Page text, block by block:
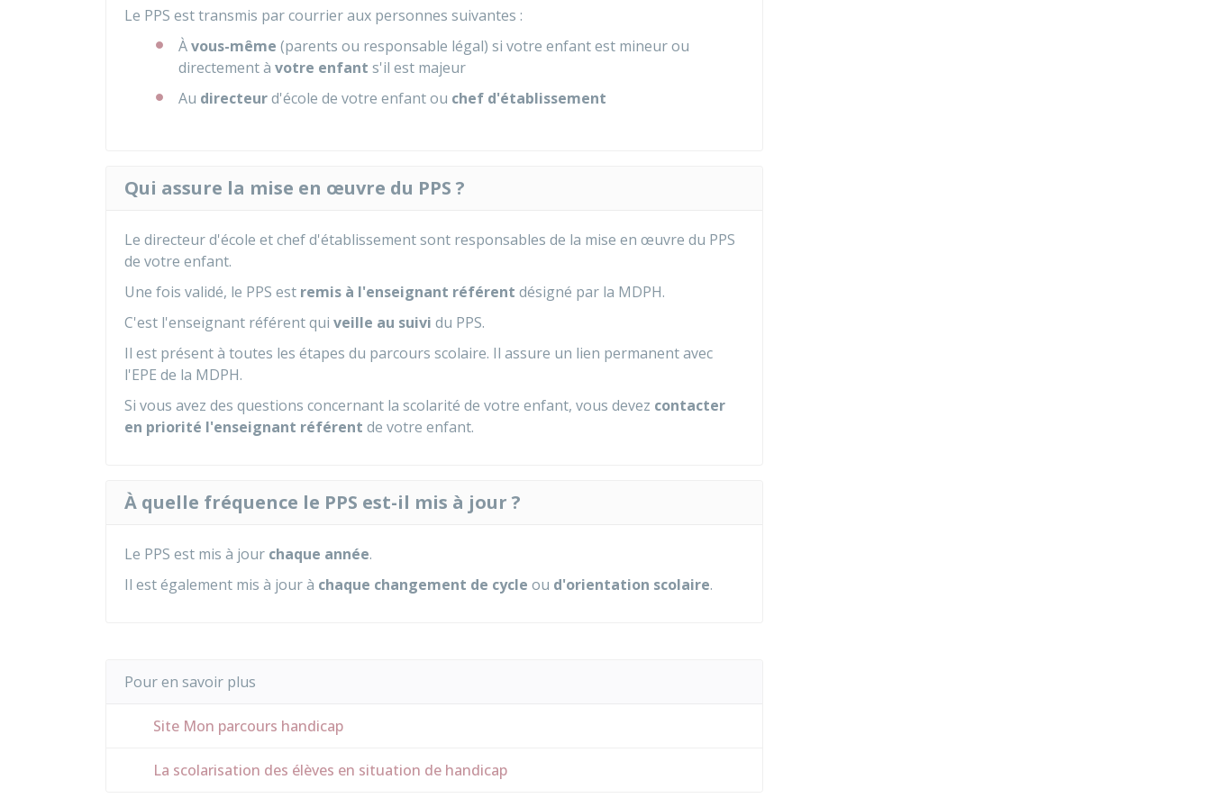
Le PPS est transmis par courrier aux personnes suivantes :
Àvous-même (parents ou responsable légal) si votre enfant est mineur ou
directement à votre enfant s'il est majeur
Au directeurd'école de votre enfant ou chef d'établissement
Qui assure la mise en œuvre du PPS ?
Le directeur d'école et chef d'établissement sont responsables de la mise en œuvre du PPS
de votre enfant.
Une fois validé, le PPS est remis à l'enseignant référent désigné par la MDPH.
C'est l'enseignant référent qui veille au suivi du PPS.
Il est présent à toutes les étapes du parcours scolaire. Il assure un lien permanent avec
l'EPE de la MDPH.
Si vous avez des questions concernant la scolarité de votre enfant, vous devez contacter
en priorité l'enseignant référent de votre enfant.
À quelle fréquence le PPS est-il mis à jour ?
Le PPS est mis à jour chaque année.
Il est également mis à jour à chaque changement de cycle ou d'orientation scolaire.
Pour en savoir plus
Site Mon parcours handicap
La scolarisation des élèves en situation de handicap